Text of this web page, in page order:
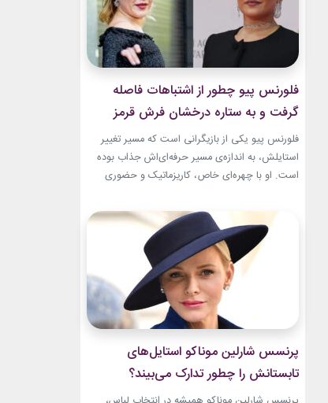
فلورنس پیو چطور از اشتباهات فاصله
گرفت و به ستاره درخشان فرش قرمز
تبدیل شد؟
فلورنس پیو یکی از بازیگرانی است که مسیر تغییر
استایلش، به اندازه‌ی مسیر حرفه‌ای‌اش جذاب بوده
است. او با چهره‌ای خاص، کاریزماتیک و حضوری
سال‌های ابتدایی فعالیتش هنوز زبان شخصی خود را
در مد پیدا نکرده بود.لینک پیشنهادیجدیدترین
کالکشن 2026 دستبند نقره پاندوراگیاهان
آپارتمانیخرید اکسسوری...
پرنسس شارلین موناکو استایل‌های
تابستانش را چطور تدارک می‌بیند؟